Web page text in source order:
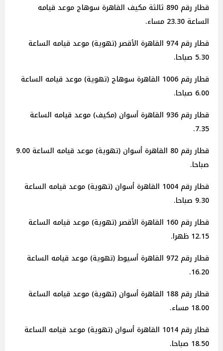
قطار رقم 890 ثالثة مكيف القاهرة سوهاج موعد قيامه
الساعة 23.30 مساء.
قطار رقم 974 القاهرة الأقصر (تهوية) موعد قيامه الساعة
5.30 صباحا.
قطار رقم 1006 القاهرة سوهاج (تهوية) موعد قيامه الساعة
6.00 صباحا.
قطار رقم 936 القاهرة أسوان (مكيف) موعد قيامه الساعة
7.35.
قطار رقم 80 القاهرة أسوان (تهوية) موعد قيامه الساعة 9.00
صباحا.
قطار رقم 1004 القاهرة أسوان (تهوية) موعد قيامه الساعة
9.30 صباحا.
قطار رقم 160 القاهرة الأقصر (تهوية) موعد قيامه الساعة
12.15 ظهرا.
قطار رقم 972 القاهرة أسيوط (تهوية) موعد قيامه الساعة
16.20.
قطار رقم 188 القاهرة أسوان (تهوية) موعد قيامه الساعة
18.00 مساء.
قطار رقم 1014 القاهرة أسوان (تهوية) موعد قيامه الساعة
18.50 صباحا.